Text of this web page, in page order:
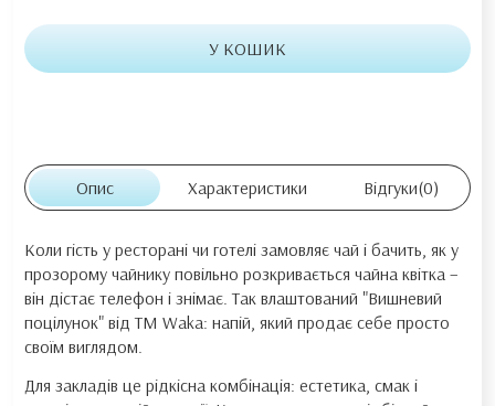
У КОШИК
Опис Характеристики Відгуки(0)
Коли гість у ресторані чи готелі замовляє чай і бачить, як у
прозорому чайнику повільно розкривається чайна квітка –
він дістає телефон і знімає. Так влаштований "Вишневий
поцілунок" від ТМ Waka: напій, який продає себе просто
своїм виглядом.
Для закладів це рідкісна комбінація: естетика, смак і